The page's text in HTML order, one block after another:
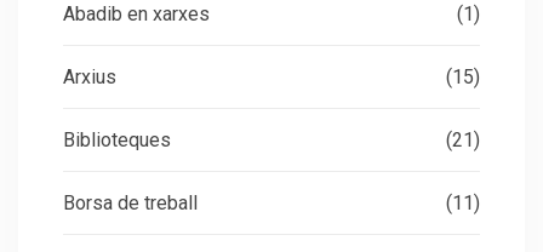
Abadib en xarxes (1)
Arxius (15)
Biblioteques (21)
Borsa de treball (11)